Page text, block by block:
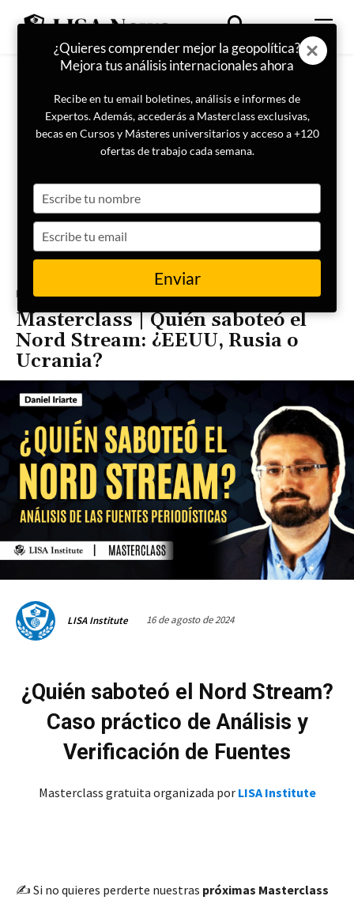
Portada Geopolítica
Masterclass | Quién saboteó el
Nord Stream: ¿EEUU, Rusia o
Ucrania?
LISA Institute 16 de agosto de 2024
¿Quién saboteó el Nord Stream?
Caso práctico de Análisis y
Verificación de Fuentes
Masterclass gratuita organizada por LISA Institute
✍️ Si no quieres perderte nuestras próximas Masterclass
¿Quieres comprender mejor la geopolítica?
Mejora tus análisis internacionales ahora
Recibe en tu email boletines, análisis e informes de
Expertos. Además, accederás a Masterclass exclusivas,
becas en Cursos y Másteres universitarios y acceso a +120
ofertas de trabajo cada semana.
your
name
your
email
Enviar